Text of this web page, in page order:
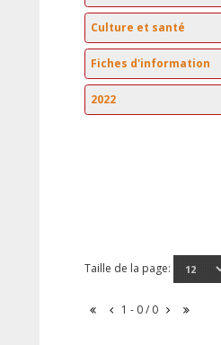
Culture et santé
Fiches d'information
2022
Taille de la page:
1 - 0 / 0